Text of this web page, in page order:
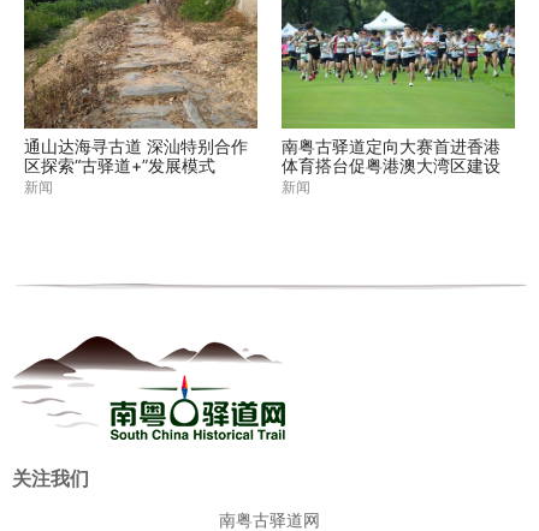
通山达海寻古道 深汕特别合作
区探索“古驿道+”发展模式
新闻
南粤古驿道定向大赛首进香港
体育搭台促粤港澳大湾区建设
新闻
关注我们
南粤古驿道网